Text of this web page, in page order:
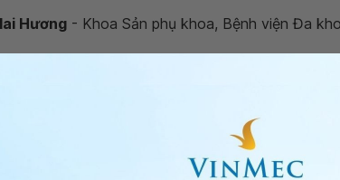
Hương - Khoa Sản phụ khoa, Bệnh viện Đa
ngứa kèm đau dấu hiệu bệnh gì?